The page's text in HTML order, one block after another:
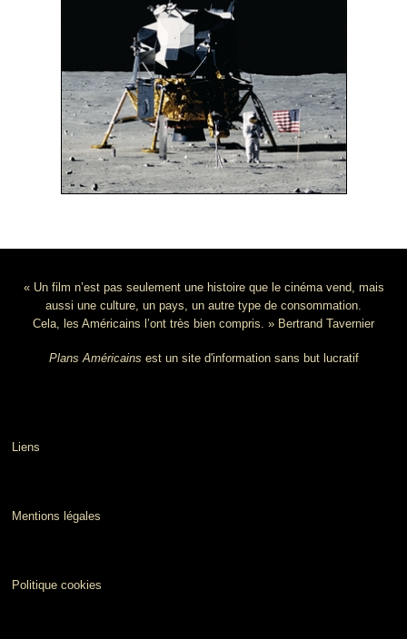
« Un film n’est pas seulement une histoire que le cinéma vend, mais
aussi une culture, un pays, un autre type de consommation.
Cela, les Américains l’ont très bien compris. » Bertrand Tavernier
Plans Américains est un site d'information sans but lucratif
Liens
Mentions légales
Politique cookies